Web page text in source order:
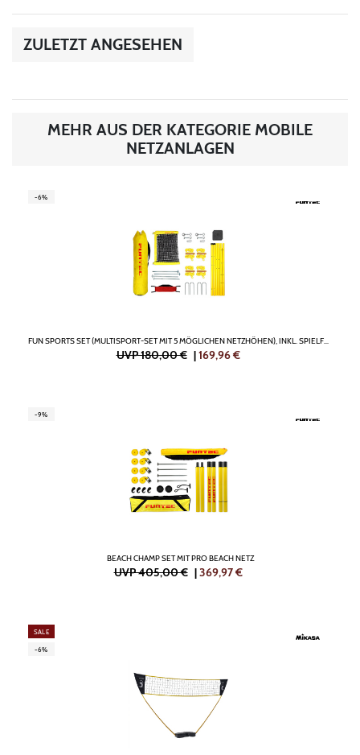
ZULETZT ANGESEHEN
MEHR AUS DER KATEGORIE MOBILE
NETZANLAGEN
-6%
FUN SPORTS SET (MULTISPORT-SET MIT 5 MÖGLICHEN NETZHÖHEN), INKL. SPIELFELDMARKIERUNG
UVP 180,00 € |169,96€
-9%
BEACH CHAMP SET MIT PRO BEACH NETZ
UVP 405,00 € |369,97€
SALE
-6%